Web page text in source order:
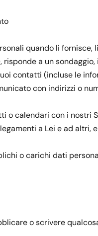
quando li
a un
contatti (incluse le
con indirizzi o
o calendari con i
a Lei e ad
o carichi dati
o scrivere